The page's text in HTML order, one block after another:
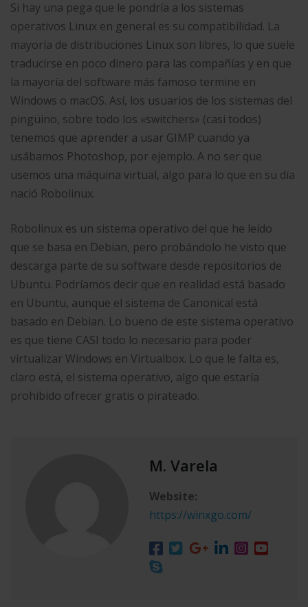
Si hay una pega que le pondría a los sistemas
operativos Linux en general es su compatibilidad. La
mayoría de distribuciones Linux son libres, lo que suele
traducirse en poco dinero para las compañías y en que
la mayoría del software más famoso termine en
Windows o macOS. Así, los usuarios de los sistemas del
pingüino, sobre todo los «switchers» (casi todos)
tenemos que aprender a usar GIMP cuando ya
usábamos Photoshop, por ejemplo. A no ser que
usemos una máquina virtual, algo para lo que en su día
nació Robolinux.
Robolinux es un sistema operativo del que he leído
que se basa en Debian, pero probándolo he visto que
descarga parte de su software desde repositorios de
Ubuntu. Podríamos decir que en realidad está basado
en Ubuntu, aunque el sistema de Canonical está
basado en Debian. Lo bueno de este sistema operativo
es que tiene CASI todo lo necesario para poder
virtualizar Windows en Virtualbox. Lo que le falta es,
claro está, el sistema operativo, algo que estaría
prohibido ofrecer gratis o pirateado.
M. Varela
Website:
https://winxgo.com/